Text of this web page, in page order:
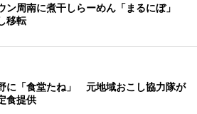
ン周南に煮干しらーめん「まるにぼ」
移転
に「食堂たね」 元地域おこし協力隊が
食提供